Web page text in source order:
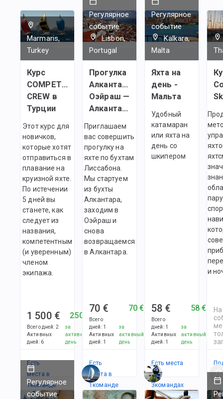
Marmaris,
Turkey
Курс
COMPETENT
CREW в
Турции
Этот курс для
новичков,
которые хотят
отправиться в
плавание на
круизной яхте.
По истечении
5 дней вы
станете, как
следует из
названия,
компетентным
(и уверенным)
членом
экипажа.
1 500 €
Всего дней: 2
Активных
дней: 6
250 €
за
активный
день
Есть
места в
1командe
Регулярное
событие
Lisbon,
Portugal
Прогулка
Алкантара —
Оэйраш —
Алкантара
Приглашаем
вас совершить
прогулку на
яхте по бухтам
Лиссабона.
Мы стартуем
из бухты
Алкантара,
заходим в
Оэйраш и
снова
возвращаемся
в Алкантара.
70 €
Всего
дней: 1
Активных
дней: 1
70 €
за
активный
день
Есть
места в
1командe
Регулярное
событие
Kalkara,
Malta
Яхта на
день -
Мальта
Удобный
катамаран
или яхта на
день со
шкипером
58 €
Всего
дней: 1
Активных
дней: 1
58 €
за
активный
день
Есть места
в
3командах
и
Регулярное
событие